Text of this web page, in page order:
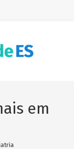
em